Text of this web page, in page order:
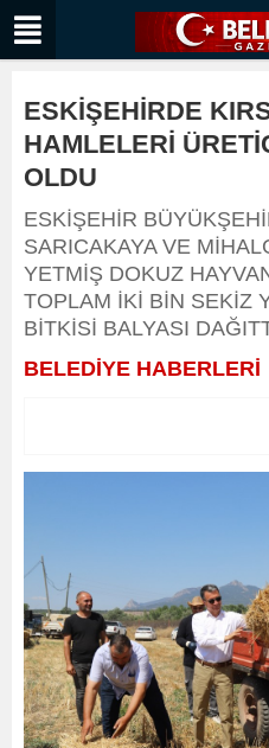
ESKİŞEHİRDE
HAMLELERİ
OLDU
ESKİŞEHİR
SARICAKAYA VE
YETMİŞ DOKUZ
TOPLAM İKİ BİN SEKİZ
BİTKİSİ BALYASI
BELEDİYE HABERLERİ